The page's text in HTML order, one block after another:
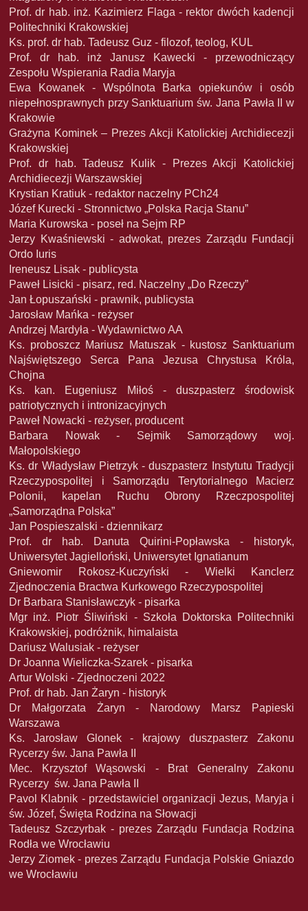
Prof. dr hab. inż. Kazimierz Flaga - rektor dwóch kadencji
Politechniki Krakowskiej
Ks. prof. dr hab. Tadeusz Guz - filozof, teolog, KUL
Prof. dr hab. inż Janusz Kawecki - przewodniczący
Zespołu Wspierania Radia Maryja
Ewa Kowanek - Wspólnota Barka opiekunów i osób
niepełnosprawnych przy Sanktuarium św. Jana Pawła II w
Krakowie
Grażyna Kominek – Prezes Akcji Katolickiej Archidiecezji
Krakowskiej
Prof. dr hab. Tadeusz Kulik - Prezes Akcji Katolickiej
Archidiecezji Warszawskiej
Krystian Kratiuk - redaktor naczelny PCh24
Józef Kurecki - Stronnictwo „Polska Racja Stanu”
Maria Kurowska - poseł na Sejm RP
Jerzy Kwaśniewski - adwokat, prezes Zarządu Fundacji
Ordo Iuris
Ireneusz Lisak - publicysta
Paweł Lisicki - pisarz, red. Naczelny „Do Rzeczy”
Jan Łopuszański - prawnik, publicysta
Jarosław Mańka - reżyser
Andrzej Mardyła - Wydawnictwo AA
Ks. proboszcz Mariusz Matuszak - kustosz Sanktuarium
Najświętszego Serca Pana Jezusa Chrystusa Króla,
Chojna
Ks. kan. Eugeniusz Miłoś - duszpasterz środowisk
patriotycznych i intronizacyjnych
Paweł Nowacki - reżyser, producent
Barbara Nowak - Sejmik Samorządowy woj.
Małopolskiego
Ks. dr Władysław Pietrzyk - duszpasterz Instytutu Tradycji
Rzeczypospolitej i Samorządu Terytorialnego Macierz
Polonii, kapelan Ruchu Obrony Rzeczpospolitej
„Samorządna Polska”
Jan Pospieszalski - dziennikarz
Prof. dr hab. Danuta Quirini-Popławska - historyk,
Uniwersytet Jagielloński, Uniwersytet Ignatianum
Gniewomir Rokosz-Kuczyński - Wielki Kanclerz
Zjednoczenia Bractwa Kurkowego Rzeczypospolitej
Dr Barbara Stanisławczyk - pisarka
Mgr inż. Piotr Śliwiński - Szkoła Doktorska Politechniki
Krakowskiej, podróżnik, himalaista
Dariusz Walusiak - reżyser
Dr Joanna Wieliczka-Szarek - pisarka
Artur Wolski - Zjednoczeni 2022
Prof. dr hab. Jan Żaryn - historyk
Dr Małgorzata Żaryn - Narodowy Marsz Papieski
Warszawa
Ks. Jarosław Glonek - krajowy duszpasterz Zakonu
Rycerzy św. Jana Pawła II
Mec. Krzysztof Wąsowski - Brat Generalny Zakonu
Rycerzy św. Jana Pawła II
Pavol Klabnik - przedstawiciel organizacji Jezus, Maryja i
św. Józef, Święta Rodzina na Słowacji
Tadeusz Szczyrbak - prezes Zarządu Fundacja Rodzina
Rodła we Wrocławiu
Jerzy Ziomek - prezes Zarządu Fundacja Polskie Gniazdo
we Wrocławiu